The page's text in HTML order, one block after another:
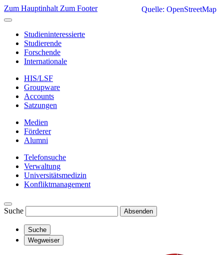
Zum Hauptinhalt Zum Footer
Studieninteressierte
Studierende
Forschende
Internationale
HIS/LSF
Groupware
Accounts
Satzungen
Medien
Förderer
Alumni
Telefonsuche
Verwaltung
Universitätsmedizin
Konfliktmanagement
Suche Absenden
Suche
Wegweiser
Quelle: OpenStreetMap